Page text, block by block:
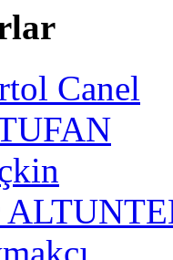
Canel